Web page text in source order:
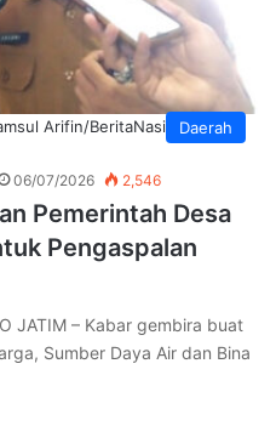
Daerah
Arifin/BeritaNasional.ID)
06/07/2026 2,546
Pemerintah Desa
Pengaspalan
JATIM – Kabar gembira buat
Sumber Daya Air dan Bina